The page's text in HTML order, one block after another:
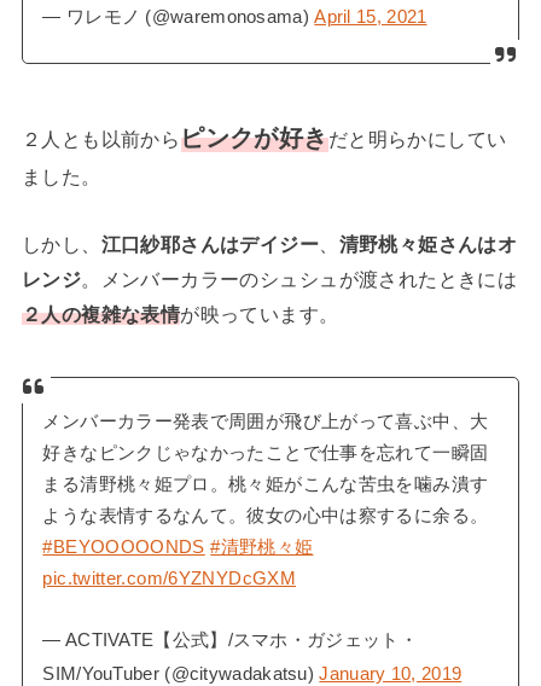
— ワレモノ (@waremonosama)April 15, 2021
２人とも以前からピンクが好きだと明らかにしてい
ました。
しかし、 江口紗耶さんはデイジー
清野桃々姫さんはオ
レンジ。メンバーカラーのシュシュが渡されたときには
２人の複雑な表情が映っています。
メンバーカラー発表で周囲が飛び上がって喜ぶ中、大
好きなピンクじゃなかったことで仕事を忘れて一瞬固
まる清野桃々姫プロ。桃々姫がこんな苦虫を噛み潰す
ような表情するなんて。彼女の心中は察するに余る。
#BEYOOOOONDS #清野桃々姫
pic.twitter.com/6YZNYDcGXM
— ACTIVATE【公式】/スマホ・ガジェット・
SIM/YouTuber (@citywadakatsu)January 10, 2019